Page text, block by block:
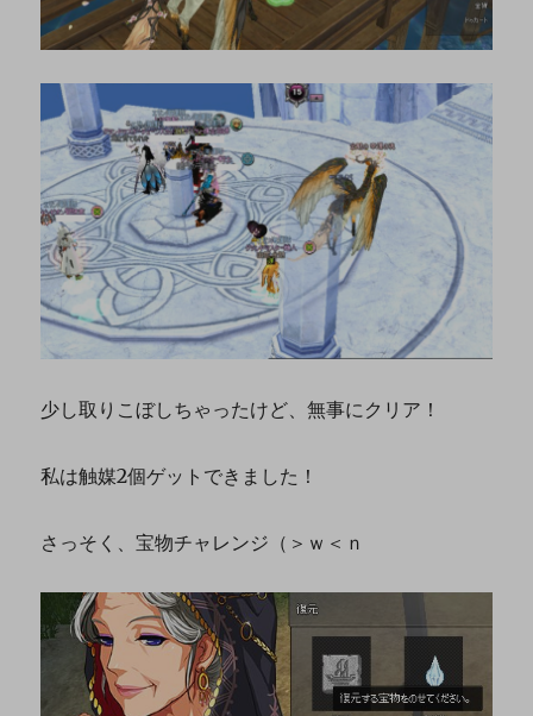
少し取りこぼしちゃったけど、無事にクリア！
私は触媒2個ゲットできました！
さっそく、宝物チャレンジ（＞ｗ＜ｎ